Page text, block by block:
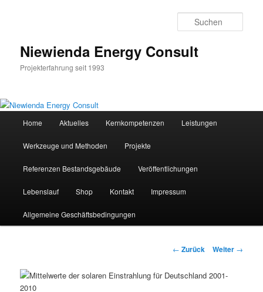
Niewienda Energy Consult
Projekterfahrung seit 1993
Home Aktuelles Kernkompetenzen Leistungen
Werkzeuge und Methoden Projekte
Referenzen Bestandsgebäude Veröffentlichungen
Lebenslauf Shop Kontakt Impressum
Allgemeine Geschäftsbedingungen
Beitrags-
← Zurück Weiter →